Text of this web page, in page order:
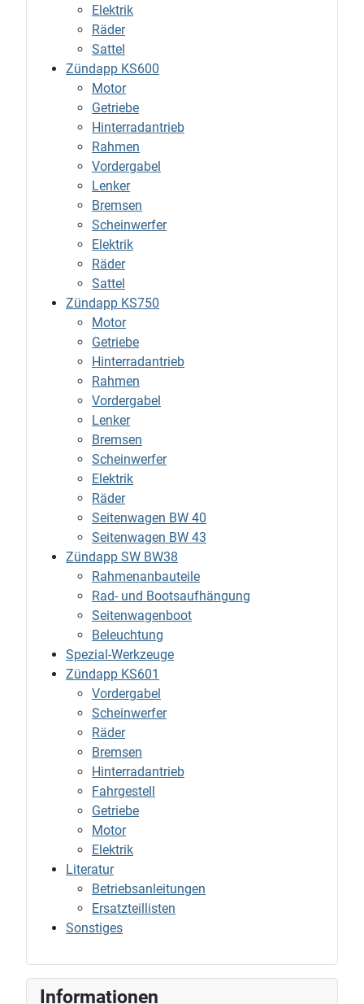
Elektrik
Räder
Sattel
Zündapp KS600
Motor
Getriebe
Hinterradantrieb
Rahmen
Vordergabel
Lenker
Bremsen
Scheinwerfer
Elektrik
Räder
Sattel
Zündapp KS750
Motor
Getriebe
Hinterradantrieb
Rahmen
Vordergabel
Lenker
Bremsen
Scheinwerfer
Elektrik
Räder
Seitenwagen BW 40
Seitenwagen BW 43
Zündapp SW BW38
Rahmenanbauteile
Rad- und Bootsaufhängung
Seitenwagenboot
Beleuchtung
Spezial-Werkzeuge
Zündapp KS601
Vordergabel
Scheinwerfer
Räder
Bremsen
Hinterradantrieb
Fahrgestell
Getriebe
Motor
Elektrik
Literatur
Betriebsanleitungen
Ersatzteillisten
Sonstiges
Informationen